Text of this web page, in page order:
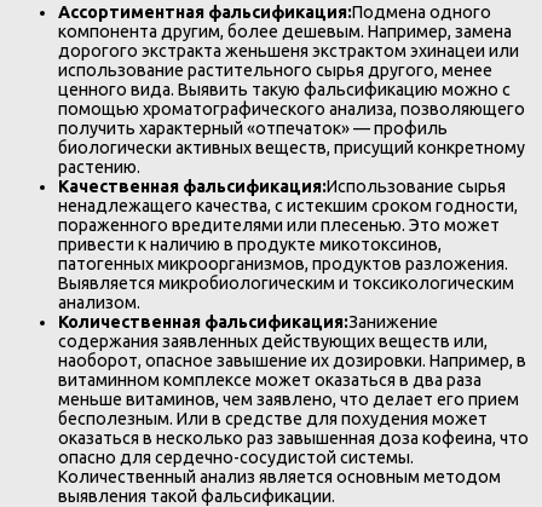
Ассортиментная фальсификация:Подмена одного
компонента другим, более дешевым. Например, замена
дорогого экстракта женьшеня экстрактом эхинацеи или
использование растительного сырья другого, менее
ценного вида. Выявить такую фальсификацию можно с
помощью хроматографического анализа, позволяющего
получить характерный «отпечаток» — профиль
биологически активных веществ, присущий конкретному
растению.
Качественная фальсификация:Использование сырья
ненадлежащего качества, с истекшим сроком годности,
пораженного вредителями или плесенью. Это может
привести к наличию в продукте микотоксинов,
патогенных микроорганизмов, продуктов разложения.
Выявляется микробиологическим и токсикологическим
анализом.
Количественная фальсификация:Занижение
содержания заявленных действующих веществ или,
наоборот, опасное завышение их дозировки. Например, в
витаминном комплексе может оказаться в два раза
меньше витаминов, чем заявлено, что делает его прием
бесполезным. Или в средстве для похудения может
оказаться в несколько раз завышенная доза кофеина, что
опасно для сердечно-сосудистой системы.
Количественный анализ является основным методом
выявления такой фальсификации.